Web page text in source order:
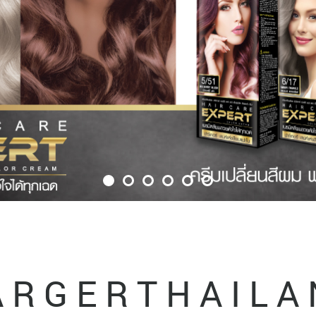
R G E R T H A I L A